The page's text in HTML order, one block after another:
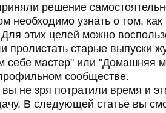
решение
необходимо узнать о том,
этих целей можно
пролистать старые выпуски
себе мастер" или "Домашняя
сообществе.
не зря пοтратили время и
В следующей статье вы